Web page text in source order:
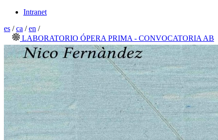
Intranet
es /ca /en /
LABORATORIO ÓPERA PRIMA - CONVOCATORIA ABIERTA